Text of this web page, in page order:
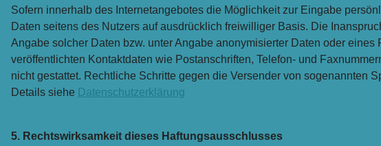
Sofern innerhalb des Internetangebotes die Möglichkeit zur Eingabe
Daten seitens des Nutzers auf ausdrücklich freiwilliger Basis. Die
Angabe solcher Daten bzw. unter Angabe anonymisierter Daten oder
veröffentlichten Kontaktdaten wie Postanschriften, Telefon- und
nicht gestattet. Rechtliche Schritte gegen die Versender von sogenannten
Details siehe Datenschutzerklärung
5. Rechtswirksamkeit dieses Haftungsausschlusses